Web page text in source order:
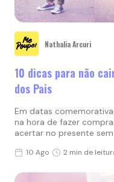
Nathalia Arcuri
10 dicas para não
dos Pais
Em datas
na hora de fazer
acertar no presente
10 Ago 2 min de